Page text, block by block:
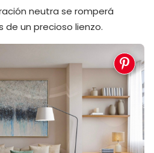
neutra se romperá
de un precioso lienzo.